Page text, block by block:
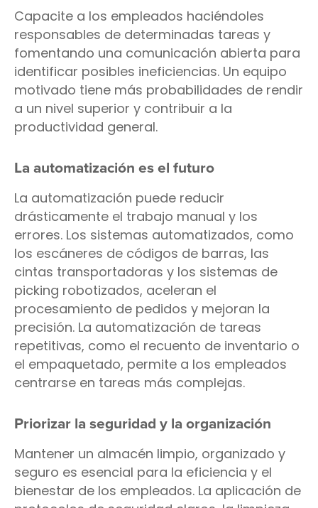
Capacite a los empleados haciéndoles
responsables de determinadas tareas y
fomentando una comunicación abierta para
identificar posibles ineficiencias. Un equipo
motivado tiene más probabilidades de rendir
a un nivel superior y contribuir a la
productividad general.
La automatización es el futuro
La automatización puede reducir
drásticamente el trabajo manual y los
errores. Los sistemas automatizados, como
los escáneres de códigos de barras, las
cintas transportadoras y los sistemas de
picking robotizados, aceleran el
procesamiento de pedidos y mejoran la
precisión. La automatización de tareas
repetitivas, como el recuento de inventario o
el empaquetado, permite a los empleados
centrarse en tareas más complejas.
Priorizar la seguridad y la organización
Mantener un almacén limpio, organizado y
seguro es esencial para la eficiencia y el
bienestar de los empleados. La aplicación de